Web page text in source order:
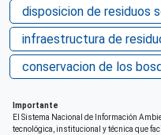
disposicion de residuos
infraestructura de
conservacion de los
Importante
El Sistema Nacional de Información
tecnológica, institucional y técnica que